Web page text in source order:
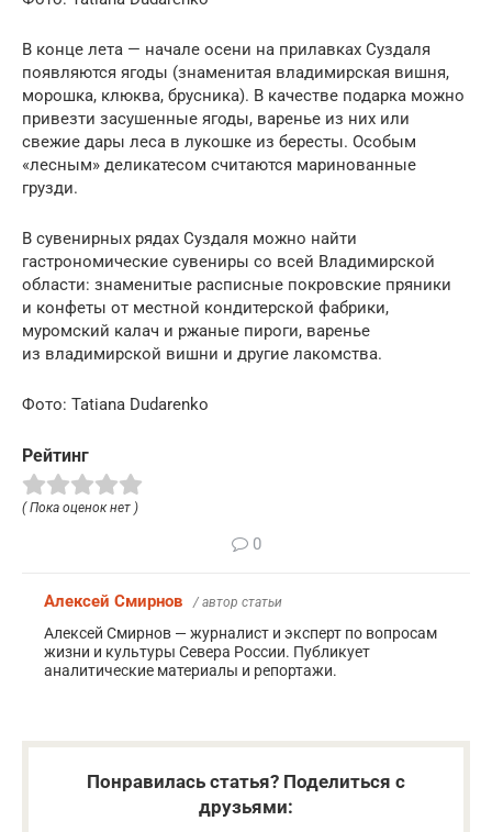
В конце лета — начале осени на прилавках Суздаля
появляются ягоды (знаменитая владимирская вишня,
морошка, клюква, брусника). В качестве подарка можно
привезти засушенные ягоды, варенье из них или
свежие дары леса в лукошке из бересты. Особым
«лесным» деликатесом считаются маринованные
грузди.
В сувенирных рядах Суздаля можно найти
гастрономические сувениры со всей Владимирской
области: знаменитые расписные покровские пряники
и конфеты от местной кондитерской фабрики,
муромский калач и ржаные пироги, варенье
из владимирской вишни и другие лакомства.
Фото: Tatiana Dudarenko
Рейтинг
( Пока оценок нет )
0
Алексей Смирнов / автор статьи
Алексей Смирнов — журналист и эксперт по вопросам
жизни и культуры Севера России. Публикует
аналитические материалы и репортажи.
Понравилась статья? Поделиться с
друзьями: